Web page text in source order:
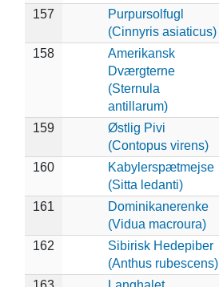
157
Purpursolfugl
(Cinnyris asiaticus)
158
Amerikansk
Dværgterne
(Sternula
antillarum)
159
Østlig Pivi
(Contopus virens)
160
Kabylerspætmejse
(Sitta ledanti)
161
Dominikanerenke
(Vidua macroura)
162
Sibirisk Hedepiber
(Anthus rubescens)